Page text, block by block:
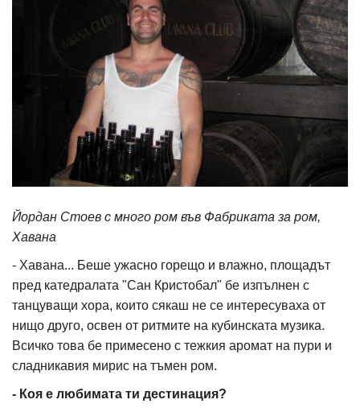
Йордан Стоев с много ром във Фабриката за ром,
Хавана
- Хавана... Беше ужасно горещо и влажно, площадът
пред катедралата "Сан Кристобал" бе изпълнен с
танцуващи хора, които сякаш не се интересуваха от
нищо друго, освен от ритмите на кубинската музика.
Всичко това бе примесено с тежкия аромат на пури и
сладникавия мирис на тъмен ром.
- Коя е любимата ти дестинация?